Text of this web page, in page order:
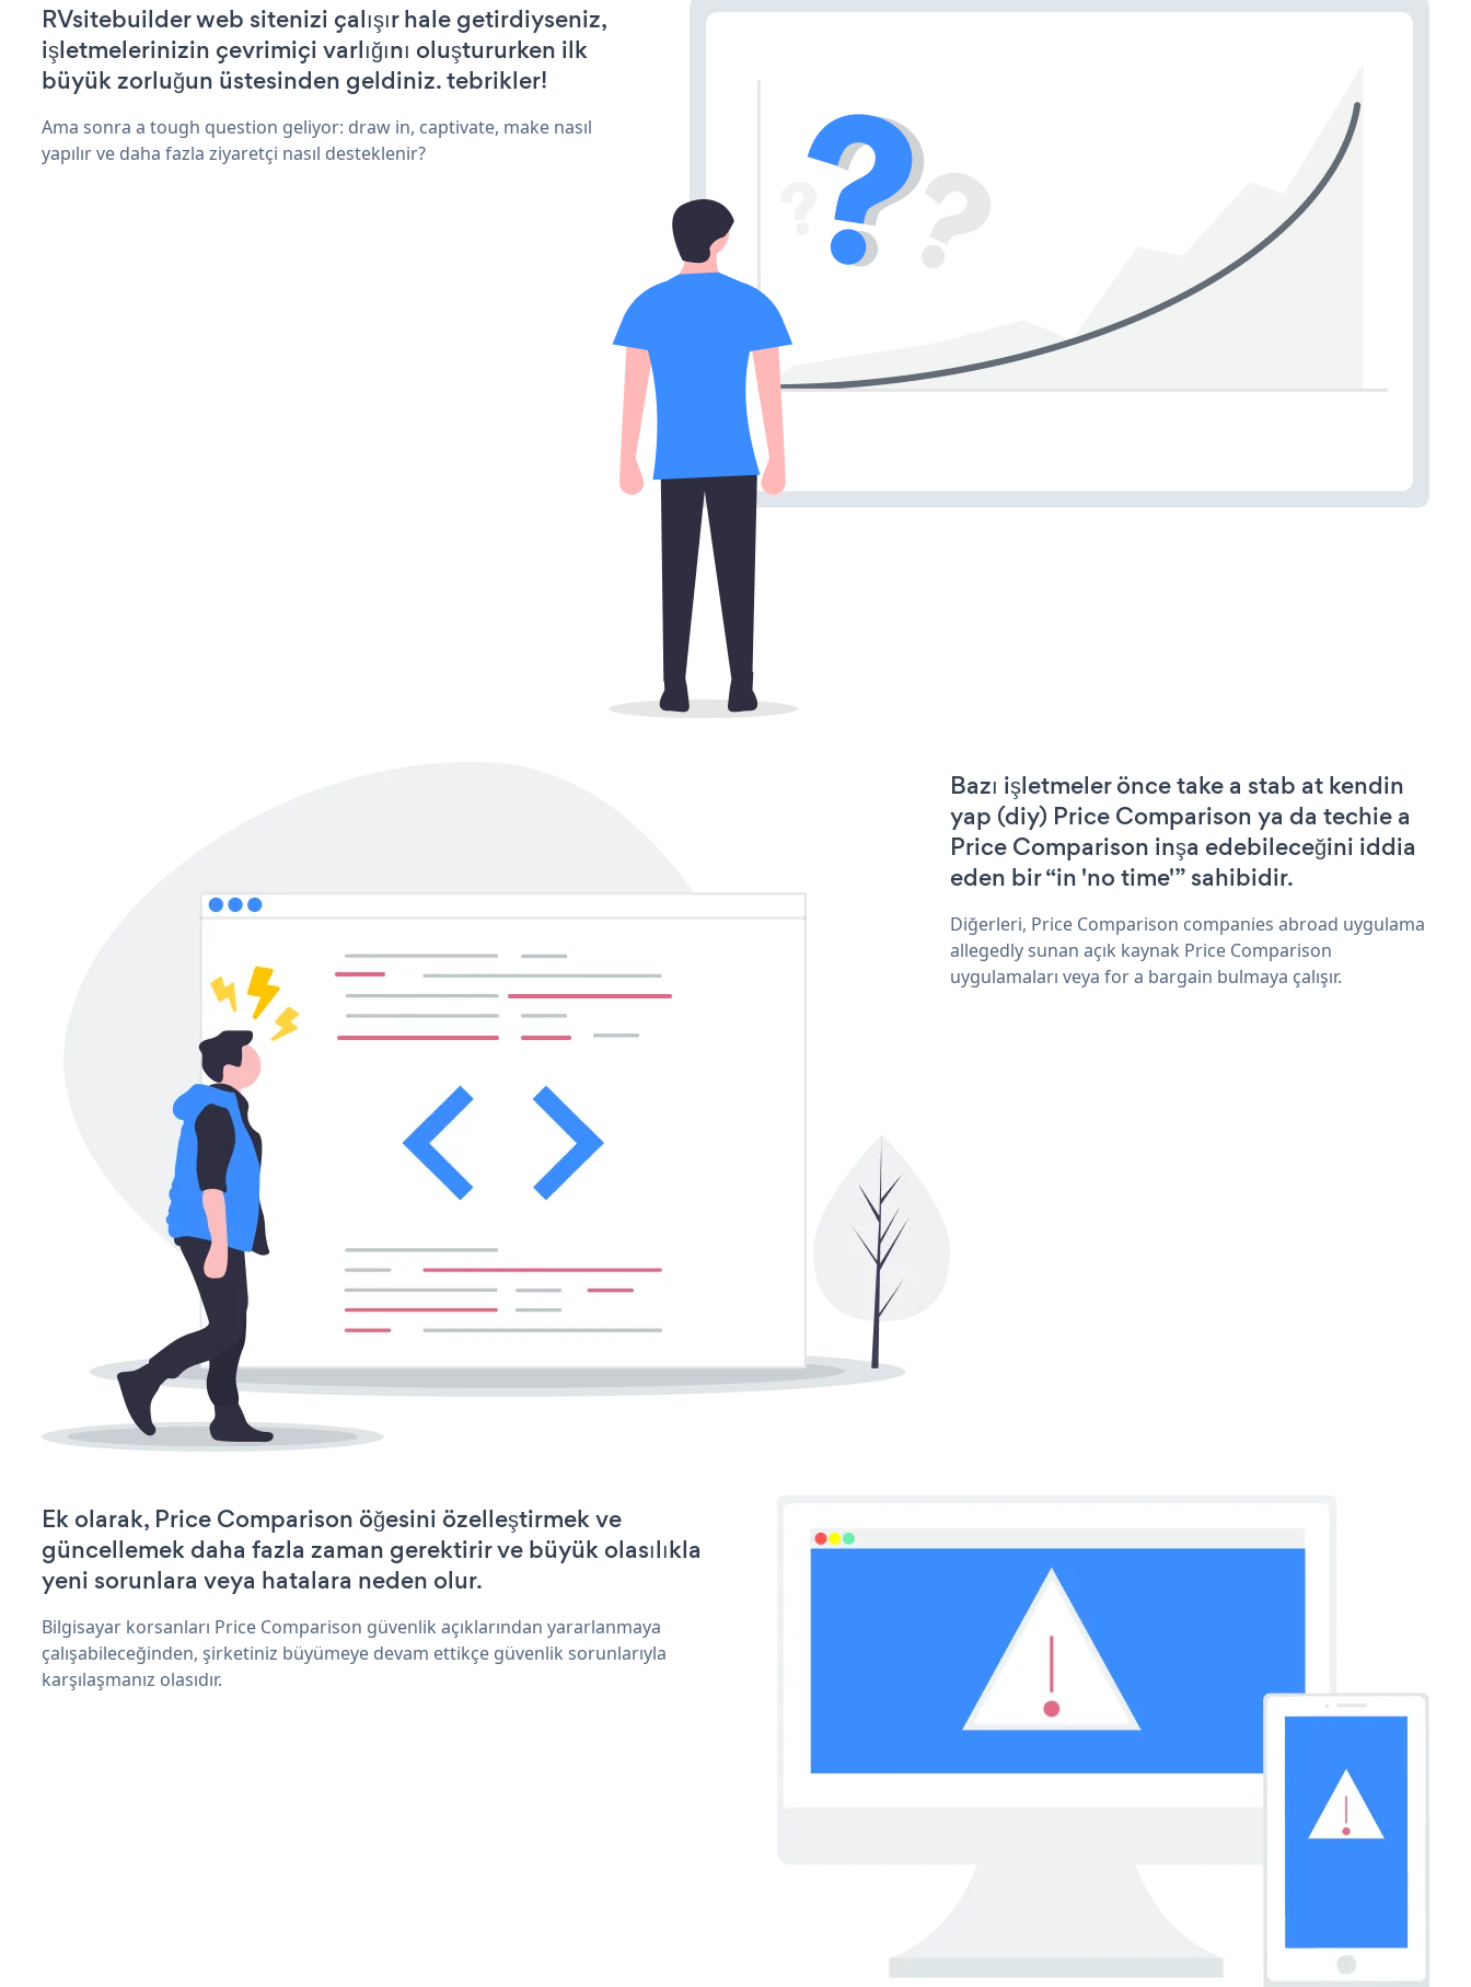
RVsitebuilder web sitenizi çalışır hale getirdiyseniz,
işletmelerinizin çevrimiçi varlığını oluştururken ilk
büyük zorluğun üstesinden geldiniz. tebrikler!
Ama sonra a tough question geliyor: draw in, captivate, make nasıl
yapılır ve daha fazla ziyaretçi nasıl desteklenir?
Bazı işletmeler önce take a stab at kendin
yap (diy) Price Comparison ya da techie a
Price Comparison inşa edebileceğini iddia
eden bir “in 'no time'” sahibidir.
Diğerleri, Price Comparison companies abroad uygulama
allegedly sunan açık kaynak Price Comparison
uygulamaları veya for a bargain bulmaya çalışır.
Ek olarak, Price Comparison öğesini özelleştirmek ve
güncellemek daha fazla zaman gerektirir ve büyük olasılıkla
yeni sorunlara veya hatalara neden olur.
Bilgisayar korsanları Price Comparison güvenlik açıklarından yararlanmaya
çalışabileceğinden, şirketiniz büyümeye devam ettikçe güvenlik sorunlarıyla
karşılaşmanız olasıdır.